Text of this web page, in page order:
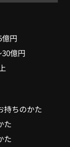
円
億円
持ちのかた
た
た